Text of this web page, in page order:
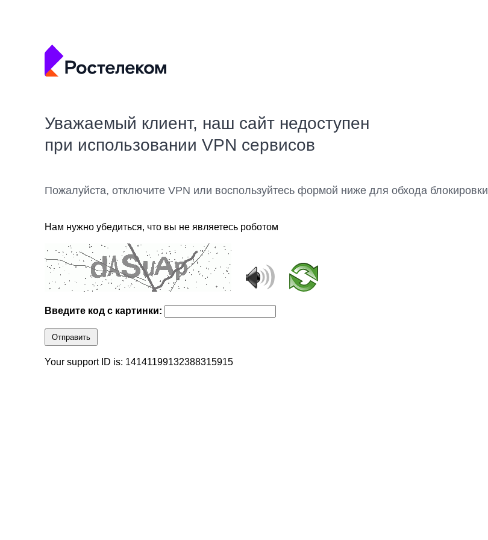
Уважаемый клиент, наш сайт недоступен
при использовании VPN сервисов
Пожалуйста, отключите VPN или воспользуйтесь формой ниже для обхода блокировки
Нам нужно убедиться, что вы не являетесь роботом
Введите код с картинки:
Отправить
Your support ID is: 14141199132388315915